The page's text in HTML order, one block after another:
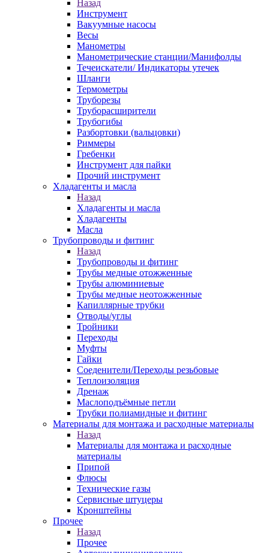
Назад
Инструмент
Вакуумные насосы
Весы
Манометры
Манометрические станции/Манифолды
Течеискатели/ Индикаторы утечек
Шланги
Термометры
Труборезы
Труборасширители
Трубогибы
Разбортовки (вальцовки)
Риммеры
Гребенки
Инструмент для пайки
Прочий инструмент
Хладагенты и масла
Назад
Хладагенты и масла
Хладагенты
Масла
Трубопроводы и фитинг
Назад
Трубопроводы и фитинг
Трубы медные отожженные
Трубы алюминиевые
Трубы медные неотожженные
Капиллярные трубки
Отводы/углы
Тройники
Переходы
Муфты
Гайки
Соеденители/Переходы резьбовые
Теплоизоляция
Дренаж
Маслоподъёмные петли
Трубки полиамидные и фитинг
Материалы для монтажа и расходные материалы
Назад
Материалы для монтажа и расходные
материалы
Припой
Флюсы
Технические газы
Сервисные штуцеры
Кронштейны
Прочее
Назад
Прочее